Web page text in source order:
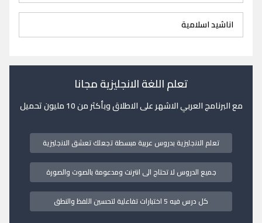
اناشيد اسلامية
تعلم اللغة الانجليزية مجانا
مع البرنامج العربي الاشهر على الاطلاق وبأكثر من 10 مليون تحميل
تعلم الانجليزية بدروس عربية مبسطة تجعلك تعشق الانجليزية
جميع الدروس لا تحتاج الى انترنت ومدعومة بالصوت والصورة
كل درس فيه 5 اختبارات تفاعلية لتحسين اللفظ والنطق